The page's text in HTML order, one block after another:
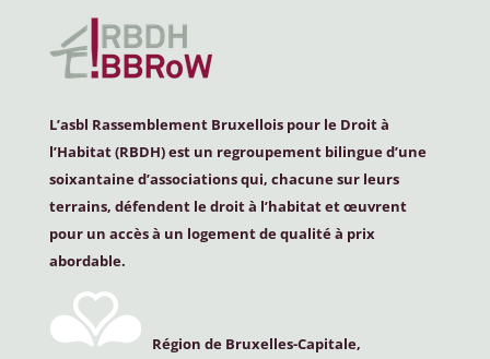
L’asbl Rassemblement Bruxellois pour le Droit à
l’Habitat (RBDH) est un regroupement bilingue d’une
soixantaine d’associations qui, chacune sur leurs
terrains, défendent le droit à l’habitat et œuvrent
pour un accès à un logement de qualité à prix
abordable.
Région de Bruxelles-Capitale,